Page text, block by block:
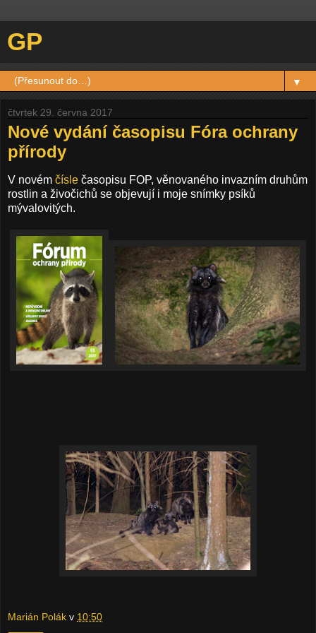
GP
▼
čtvrtek 29. června 2017
Nové vydání časopisu Fóra ochrany
přírody
V novém čísle časopisu FOP, věnovaného invazním druhům
rostlin a živočichů se objevují i moje snímky psíků
mývalovitých.
Marián Polák v 10:50